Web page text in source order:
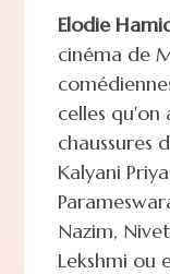
Elodie
cinéma de
celles qu'on
chaussures
Kalyani
Nazim,
Lekshmi ou